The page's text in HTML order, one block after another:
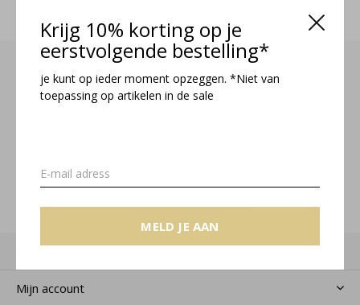
Krijg 10% korting op je
eerstvolgende bestelling*
je kunt op ieder moment opzeggen. *Niet van
toepassing op artikelen in de sale
MELD JE AAN
Meld je aan voor onze nieuwsbrief
MELD JE AAN
Klantenservice
Mijn account